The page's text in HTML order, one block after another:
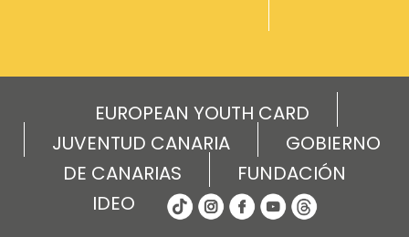
EUROPEAN YOUTH CARD
JUVENTUD CANARIA
GOBIERNO
DE CANARIAS
FUNDACIÓN
IDEO